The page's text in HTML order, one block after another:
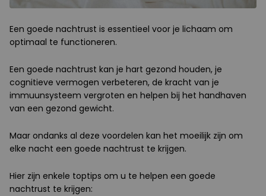
Een goede nachtrust is essentieel voor je lichaam om
optimaal te functioneren.
Een goede nachtrust kan je hart gezond houden, je
cognitieve vermogen verbeteren, de kracht van je
immuunsysteem vergroten en helpen bij het handhaven
van een gezond gewicht.
Maar ondanks al deze voordelen kan het moeilijk zijn om
elke nacht een goede nachtrust te krijgen.
Hier zijn enkele toptips om u te helpen een goede
nachtrust te krijgen: